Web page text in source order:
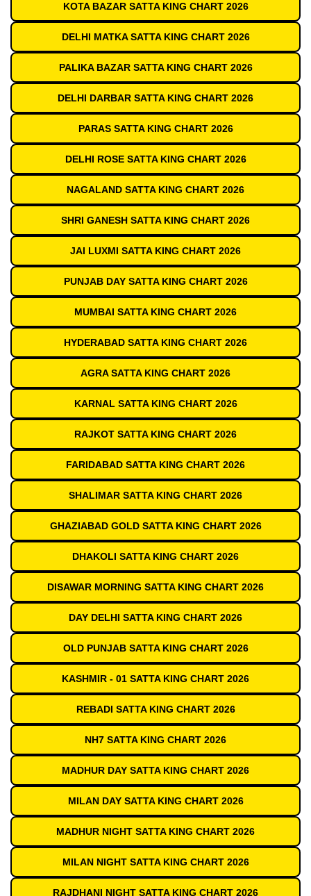
KOTA BAZAR SATTA KING CHART 2026
DELHI MATKA SATTA KING CHART 2026
PALIKA BAZAR SATTA KING CHART 2026
DELHI DARBAR SATTA KING CHART 2026
PARAS SATTA KING CHART 2026
DELHI ROSE SATTA KING CHART 2026
NAGALAND SATTA KING CHART 2026
SHRI GANESH SATTA KING CHART 2026
JAI LUXMI SATTA KING CHART 2026
PUNJAB DAY SATTA KING CHART 2026
MUMBAI SATTA KING CHART 2026
HYDERABAD SATTA KING CHART 2026
AGRA SATTA KING CHART 2026
KARNAL SATTA KING CHART 2026
RAJKOT SATTA KING CHART 2026
FARIDABAD SATTA KING CHART 2026
SHALIMAR SATTA KING CHART 2026
GHAZIABAD GOLD SATTA KING CHART 2026
DHAKOLI SATTA KING CHART 2026
DISAWAR MORNING SATTA KING CHART 2026
DAY DELHI SATTA KING CHART 2026
OLD PUNJAB SATTA KING CHART 2026
KASHMIR - 01 SATTA KING CHART 2026
REBADI SATTA KING CHART 2026
NH7 SATTA KING CHART 2026
MADHUR DAY SATTA KING CHART 2026
MILAN DAY SATTA KING CHART 2026
MADHUR NIGHT SATTA KING CHART 2026
MILAN NIGHT SATTA KING CHART 2026
RAJDHANI NIGHT SATTA KING CHART 2026